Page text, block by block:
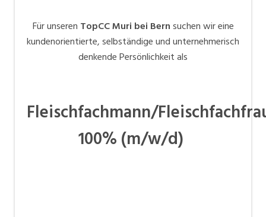
Für unseren TopCC Muri bei Bernsuchen wir eine
kundenorientierte, selbständige und unternehmerisch
denkende Persönlichkeit als
Fleischfachmann/
100% (m/w/d)